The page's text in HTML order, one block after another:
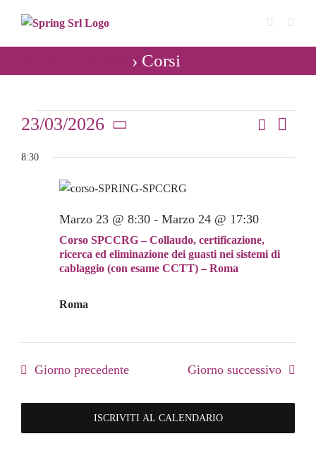
contenuto
› Corsi
Eventi
for
Marzo
2026
Eventi
Ricerca
viste
Cerca
Giorno
23/03/2026
la
8:30
Corso SPCCRG – Collaudo, certificazione,
ricerca ed eliminazione dei guasti nei sistemi di
cablaggio (con esame CCTT) – Roma
Marzo 23 @ 8:30 - Marzo 24 @ 17:30
Roma
Giorno precedente Giorno successivo
ISCRIVITI AL CALENDARIO